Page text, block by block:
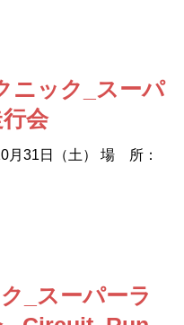
ニック_スーパ
会
月31日（土） 場 所：
_スーパーラ